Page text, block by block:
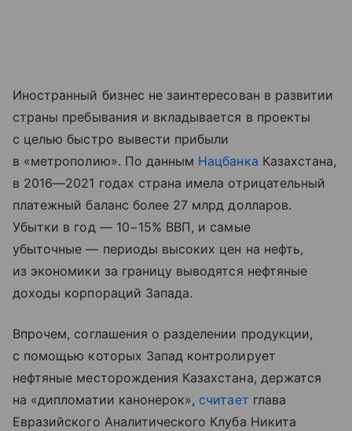
Иностранный бизнес не заинтересован в развитии
страны пребывания и вкладывается в проекты
с целью быстро вывести прибыли
в «метрополию». По данным Нацбанка Казахстана,
в 2016—2021 годах страна имела отрицательный
платежный баланс более 27 млрд долларов.
Убытки в год — 10−15% ВВП, и самые
убыточные — периоды высоких цен на нефть,
из экономики за границу выводятся нефтяные
доходы корпораций Запада.
Впрочем, соглашения о разделении продукции,
с помощью которых Запад контролирует
нефтяные месторождения Казахстана, держатся
на «дипломатии канонерок», считает глава
Евразийского Аналитического Клуба Никита